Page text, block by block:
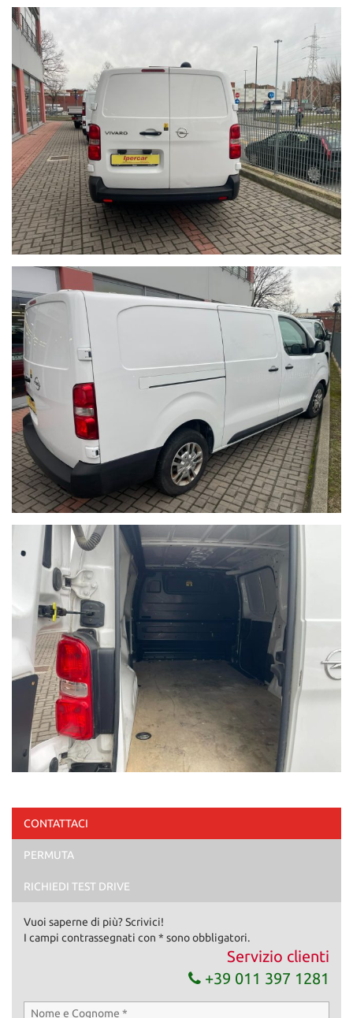
CONTATTACI
PERMUTA
RICHIEDI TEST DRIVE
Vuoi saperne di più? Scrivici!
I campi contrassegnati con * sono obbligatori.
Servizio clienti
+39 011 397 1281